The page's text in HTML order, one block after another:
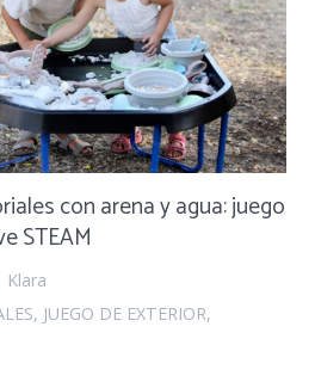
con arena y agua: juego
STEAM
Klara
, JUEGO DE EXTERIOR,